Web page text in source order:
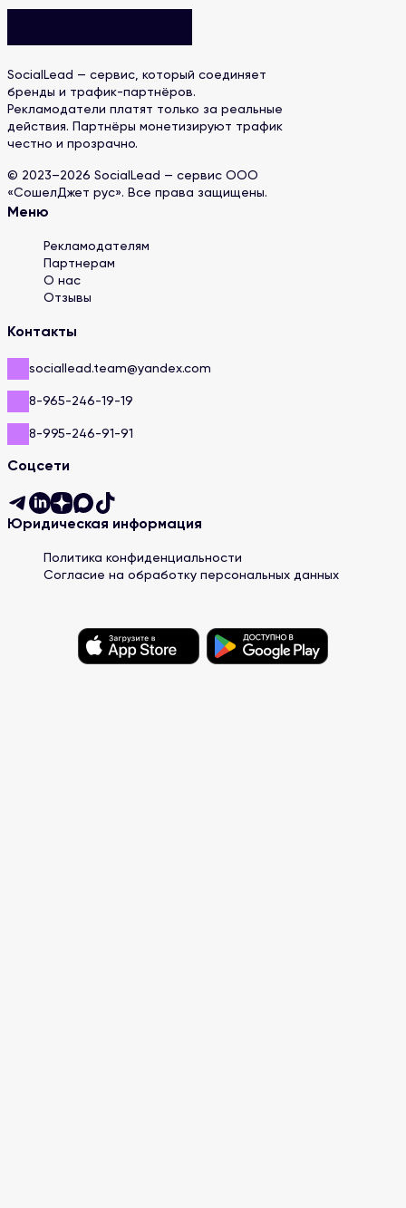
SocialLead — сервис, который соединяет
бренды и трафик-партнёров.
Рекламодатели платят только за реальные
действия. Партнёры монетизируют трафик
честно и прозрачно.
© 2023–2026 SocialLead — сервис ООО
«СошелДжет рус». Все права защищены.
Меню
Рекламодателям
Партнерам
О нас
Отзывы
Контакты
sociallead.team@yandex.com
8-965-246-19-19
8-995-246-91-91
Соцсети
Юридическая информация
Политика конфиденциальности
Согласие на обработку персональных данных